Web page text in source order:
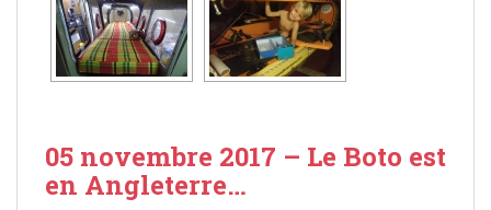
05 novembre 2017 – Le Boto est
en Angleterre…